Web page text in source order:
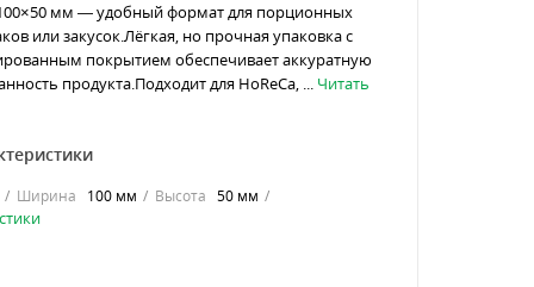
мм — удобный формат для порционных
или закусок.Лёгкая, но прочная упаковка с
покрытием обеспечивает аккуратную
продукта.Подходит для HoReCa, ... Читать
Ширина 100 мм Высота 50 мм